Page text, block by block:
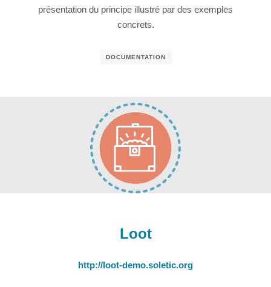
présentation du principe illustré par des exemples
concrets.
DOCUMENTATION
Loot
http://loot-demo.soletic.org